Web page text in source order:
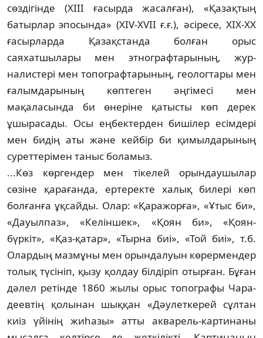
сөздігінде (ХІІІ ғасырда жасалған), «Қазақтың
батырлар эпосында» (XIV-ХVII ғ.ғ.), әсіресе, ХІХ-ХХ
ғасырларда Қазақстанда болған орыс
саяхатшылары мен этнографтарының, жур­
налистері мен топографтарының, гео­лог­тары мен
ғалымдарының көптеген әңгімесі мен
мақаласында би өнеріне қатысты көп дерек
ұшырасады. Осы еңбектерден биші­лер есімдері
мен бидің аты және кейбір би қи­мылдарының
суреттерімен таныс бо­ла­мыз.
...Көз көргендер мен тікелей орын­дау­шы­лар
сөзіне қарағанда, ертеректе халық би­лері көп
болғанға ұқсайды. Олар: «Қара­жор­ға», «Ұтыс би»,
«Дауылпаз», «Келіншек», «Қоян би», «Қоян-
бүркіт», «Қаз-қатар», «Тыр­на биі», «Той биі», т.б.
Олардың мазмұны мен орындалуын көрермендер
толық түсі­ніп, қызу қолдау білдіріп отырған. Бұған
дә­лел ретінде 1860 жылы орыс топографы Чара­
деевтің қолынан шыққан «Дәулеткерей сұл­тан
киіз үйінің жиһазы» атты акварель-кар­тинаны